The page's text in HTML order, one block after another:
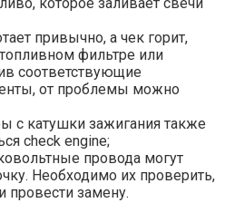
которое заливает свечи
привычно, а чек горит,
фильтре или
соответствующие
от проблемы можно
с катушки зажигания также
check engine;
провода могут
Необходимо их проверить,
провести замену.